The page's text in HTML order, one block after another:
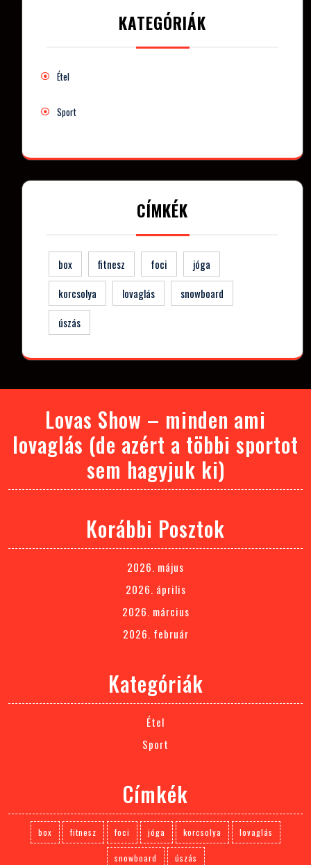
KATEGÓRIÁK
Étel
Sport
CÍMKÉK
box fitnesz foci
jóga
korcsolya
lovaglás
snowboard
úszás
Lovas Show – minden ami
lovaglás (de azért a többi sportot
sem hagyjuk ki)
Korábbi Posztok
2026. május
2026. április
2026. március
2026. február
Kategóriák
Étel
Sport
Címkék
box fitnesz foci jóga korcsolya lovaglás
snowboard úszás